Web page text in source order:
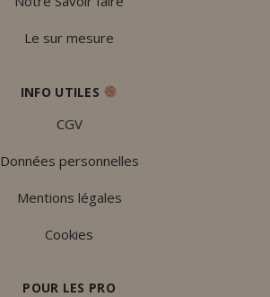
Le sur mesure
INFO UTILES
CGV
Données personnelles
Mentions légales
Cookies
POUR LES PRO